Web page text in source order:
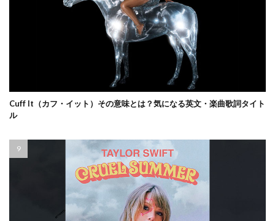
Cuff It（カフ・イット）その意味とは？気になる英文・楽曲歌詞タイト
ル